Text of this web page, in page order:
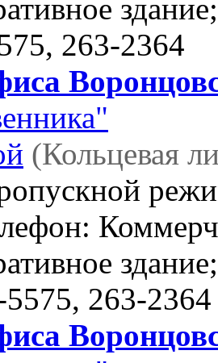
263-2364
(Кольцевая
263-2364